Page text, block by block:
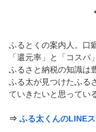
ふるとくの案内人。口
「還元率」と「コスパ
ふるさと納税の知識は
ふる太が見つけたふる
ていきたいと思ってい
⇒ ふる太くんのLINE